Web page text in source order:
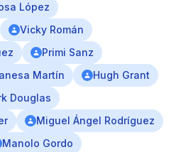
López
Vicky Román
Primi Sanz
Martín
Hugh Grant
Douglas
Miguel Ángel Rodríguez
Manolo Gordo